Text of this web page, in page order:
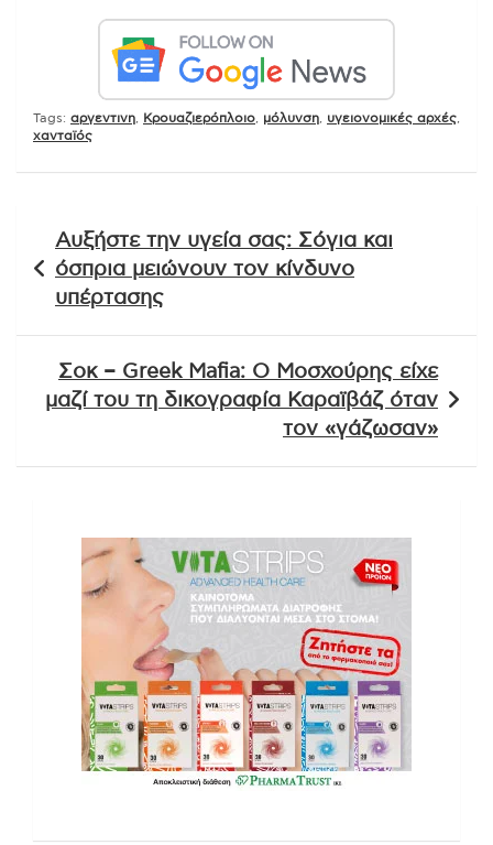
Tags: αργεντινη Κρουαζιερόπλοιο μόλυνση υγειονομικές αρχές
χανταϊός
άρθρων
Αυξήστε την υγεία σας: Σόγια και
όσπρια μειώνουν τον κίνδυνο
υπέρτασης
Σοκ – Greek Mafia: Ο Μοσχούρης είχε
μαζί του τη δικογραφία Καραϊβάζ όταν
τον «γάζωσαν»